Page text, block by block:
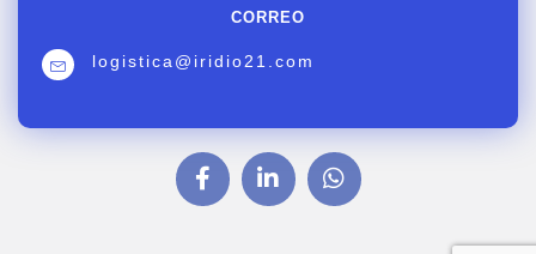
CORREO
logistica@iridio21.com